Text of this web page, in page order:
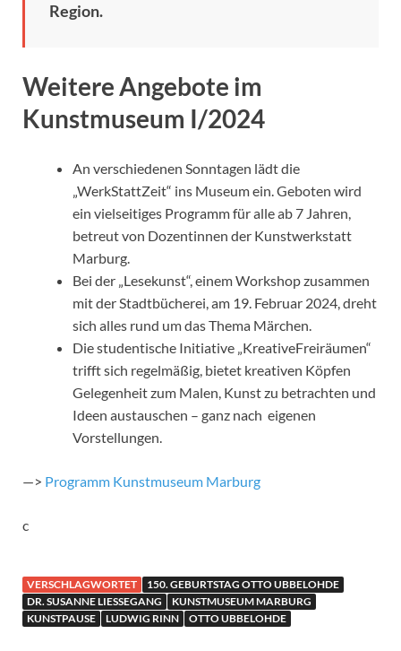
Region.
Weitere Angebote im
Kunstmuseum I/2024
An verschiedenen Sonntagen lädt die
„WerkStattZeit“ ins Museum ein. Geboten wird
ein vielseitiges Programm für alle ab 7 Jahren,
betreut von Dozentinnen der Kunstwerkstatt
Marburg.
Bei der „Lesekunst“, einem Workshop zusammen
mit der Stadtbücherei, am 19. Februar 2024, dreht
sich alles rund um das Thema Märchen.
Die studentische Initiative „KreativeFreiräumen“
trifft sich regelmäßig, bietet kreativen Köpfen
Gelegenheit zum Malen, Kunst zu betrachten und
Ideen austauschen – ganz nach eigenen
Vorstellungen.
—> Programm Kunstmuseum Marburg
c
VERSCHLAGWORTET
150. GEBURTSTAG OTTO UBBELOHDE
DR. SUSANNE LIESSEGANG
KUNSTMUSEUM MARBURG
KUNSTPAUSE
LUDWIG RINN OTTO UBBELOHDE